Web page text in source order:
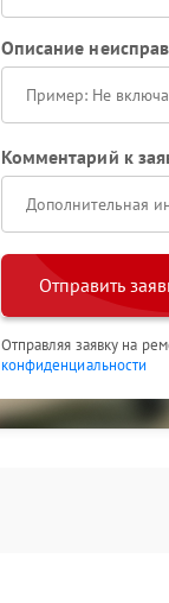
Описание
Комментарий к
Отправить
Отправляя заявку на
конфиденциальности